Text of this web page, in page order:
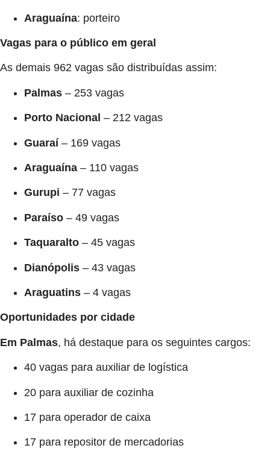
Araguaína: porteiro
Vagas para o público em geral
As demais 962 vagas são distribuídas assim:
Palmas – 253 vagas
Porto Nacional – 212 vagas
Guaraí– 169 vagas
Araguaína – 110 vagas
Gurupi – 77 vagas
Paraíso – 49 vagas
Taquaralto – 45 vagas
Dianópolis – 43 vagas
Araguatins – 4 vagas
Oportunidades por cidade
Em Palmas, há destaque para os seguintes cargos:
40 vagas para auxiliar de logística
20 para auxiliar de cozinha
17 para operador de caixa
17 para repositor de mercadorias